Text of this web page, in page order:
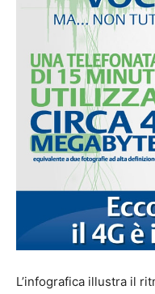
L’infografica illustra il